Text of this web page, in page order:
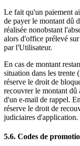
Le fait qu'un paiement
de payer le montant dû
réalisée nonobstant
alors d'office prélevé
par l'Utilisateur.
En cas de montant
situation dans les trente
réserve le droit de
recouvrer le montant dû
d'un e-mail de rappel.
réserve le droit de
judiciaires d'application.
5.6. Codes de